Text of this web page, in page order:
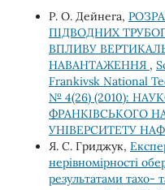
Р. О. Дейнега,
ПІДВОДНИХ
ВПЛИВУ
НАВАНТАЖЕННЯ ,
Frankivsk National
№ 4(26) (2010):
ФРАНКІВСЬКОГО
УНІВЕРСИТЕТУ
Я. С. Гриджук,
нерівномірності
результатами тахо-